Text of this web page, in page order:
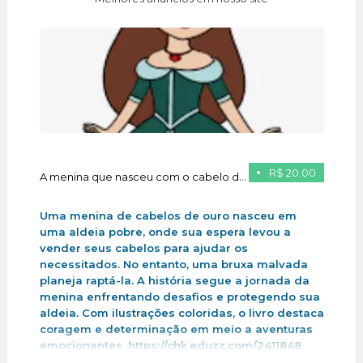
R$ 20.00
A menina que nasceu com o cabelo de ouro
Uma menina de cabelos de ouro nasceu em
uma aldeia pobre, onde sua espera levou a
vender seus cabelos para ajudar os
necessitados. No entanto, uma bruxa malvada
planeja raptá-la. A história segue a jornada da
menina enfrentando desafios e protegendo sua
aldeia. Com ilustrações coloridas, o livro destaca
coragem e determinação em meio a aventuras
emocionantes .https://chk.eduzz.com/2411848